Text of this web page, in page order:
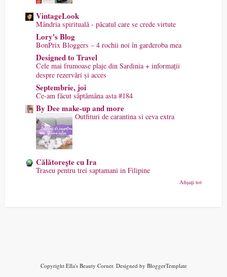
VintageLook
Mândria spirituală - păcatul care se crede virtute
Lory's Blog
BonPrix Bloggers – 4 rochii noi în garderoba mea
Designed to Travel
Cele mai frumoase plaje din Sardinia + informații
despre rezervări și acces
Septembrie, joi
Ce-am făcut săptămâna asta #184
By Dee make-up and more
Outfituri de carantina si ceva extra
Călătorește cu Ira
Traseu pentru trei saptamani in Filipine
Afișați tot
Copyright Ella's Beauty Corner. Designed by BloggerTemplate